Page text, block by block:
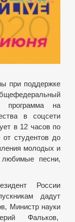
при поддержке
программа на
в соцсети
в 12 часов по
от студентов до
молодых и
любимые песни,
России
дадут
Министр науки
Фальков,